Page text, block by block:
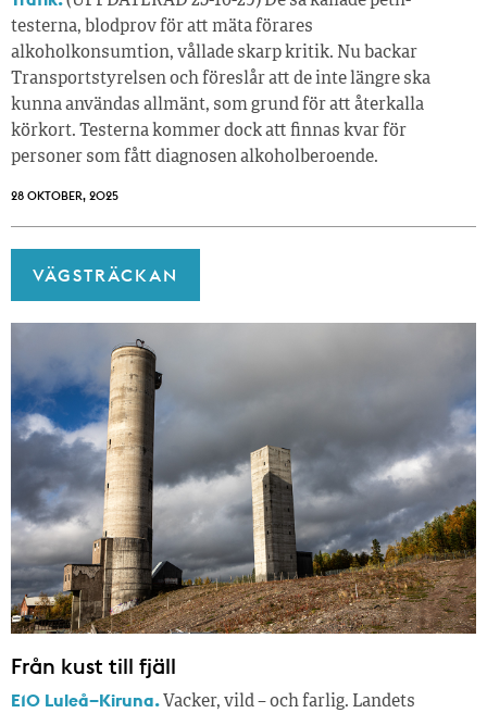
testerna, blodprov för att mäta förares
alkoholkonsumtion, vållade skarp kritik. Nu backar
Transportstyrelsen och föreslår att de inte längre ska
kunna användas allmänt, som grund för att återkalla
körkort. Testerna kommer dock att finnas kvar för
personer som fått diagnosen alkoholberoende.
28 OKTOBER, 2025
VÄGSTRÄCKAN
Från kust till fjäll
E10 Luleå–Kiruna. Vacker, vild – och farlig. Landets